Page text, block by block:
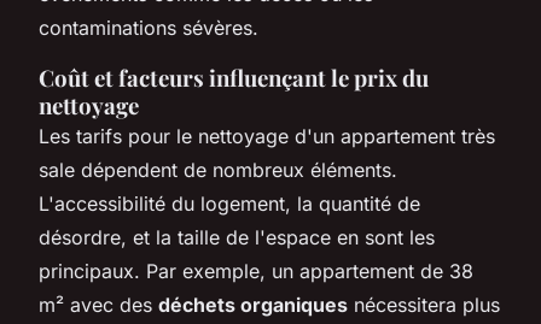
contaminations sévères.
Coût et facteurs influençant le prix du
nettoyage
Les tarifs pour le nettoyage d'un appartement très
sale dépendent de nombreux éléments.
L'accessibilité du logement, la quantité de
désordre, et la taille de l'espace en sont les
principaux. Par exemple, un appartement de 38
m² avec des déchets organiques nécessitera plus